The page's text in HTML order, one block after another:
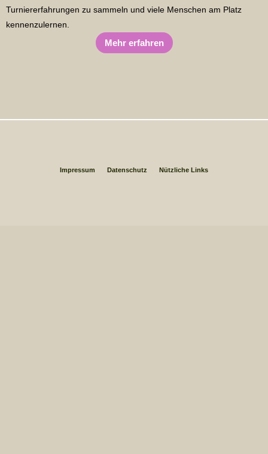
Turniererfahrungen zu sammeln und viele Menschen am Platz
kennenzulernen.
Mehr erfahren
Impressum Datenschutz Nützliche Links